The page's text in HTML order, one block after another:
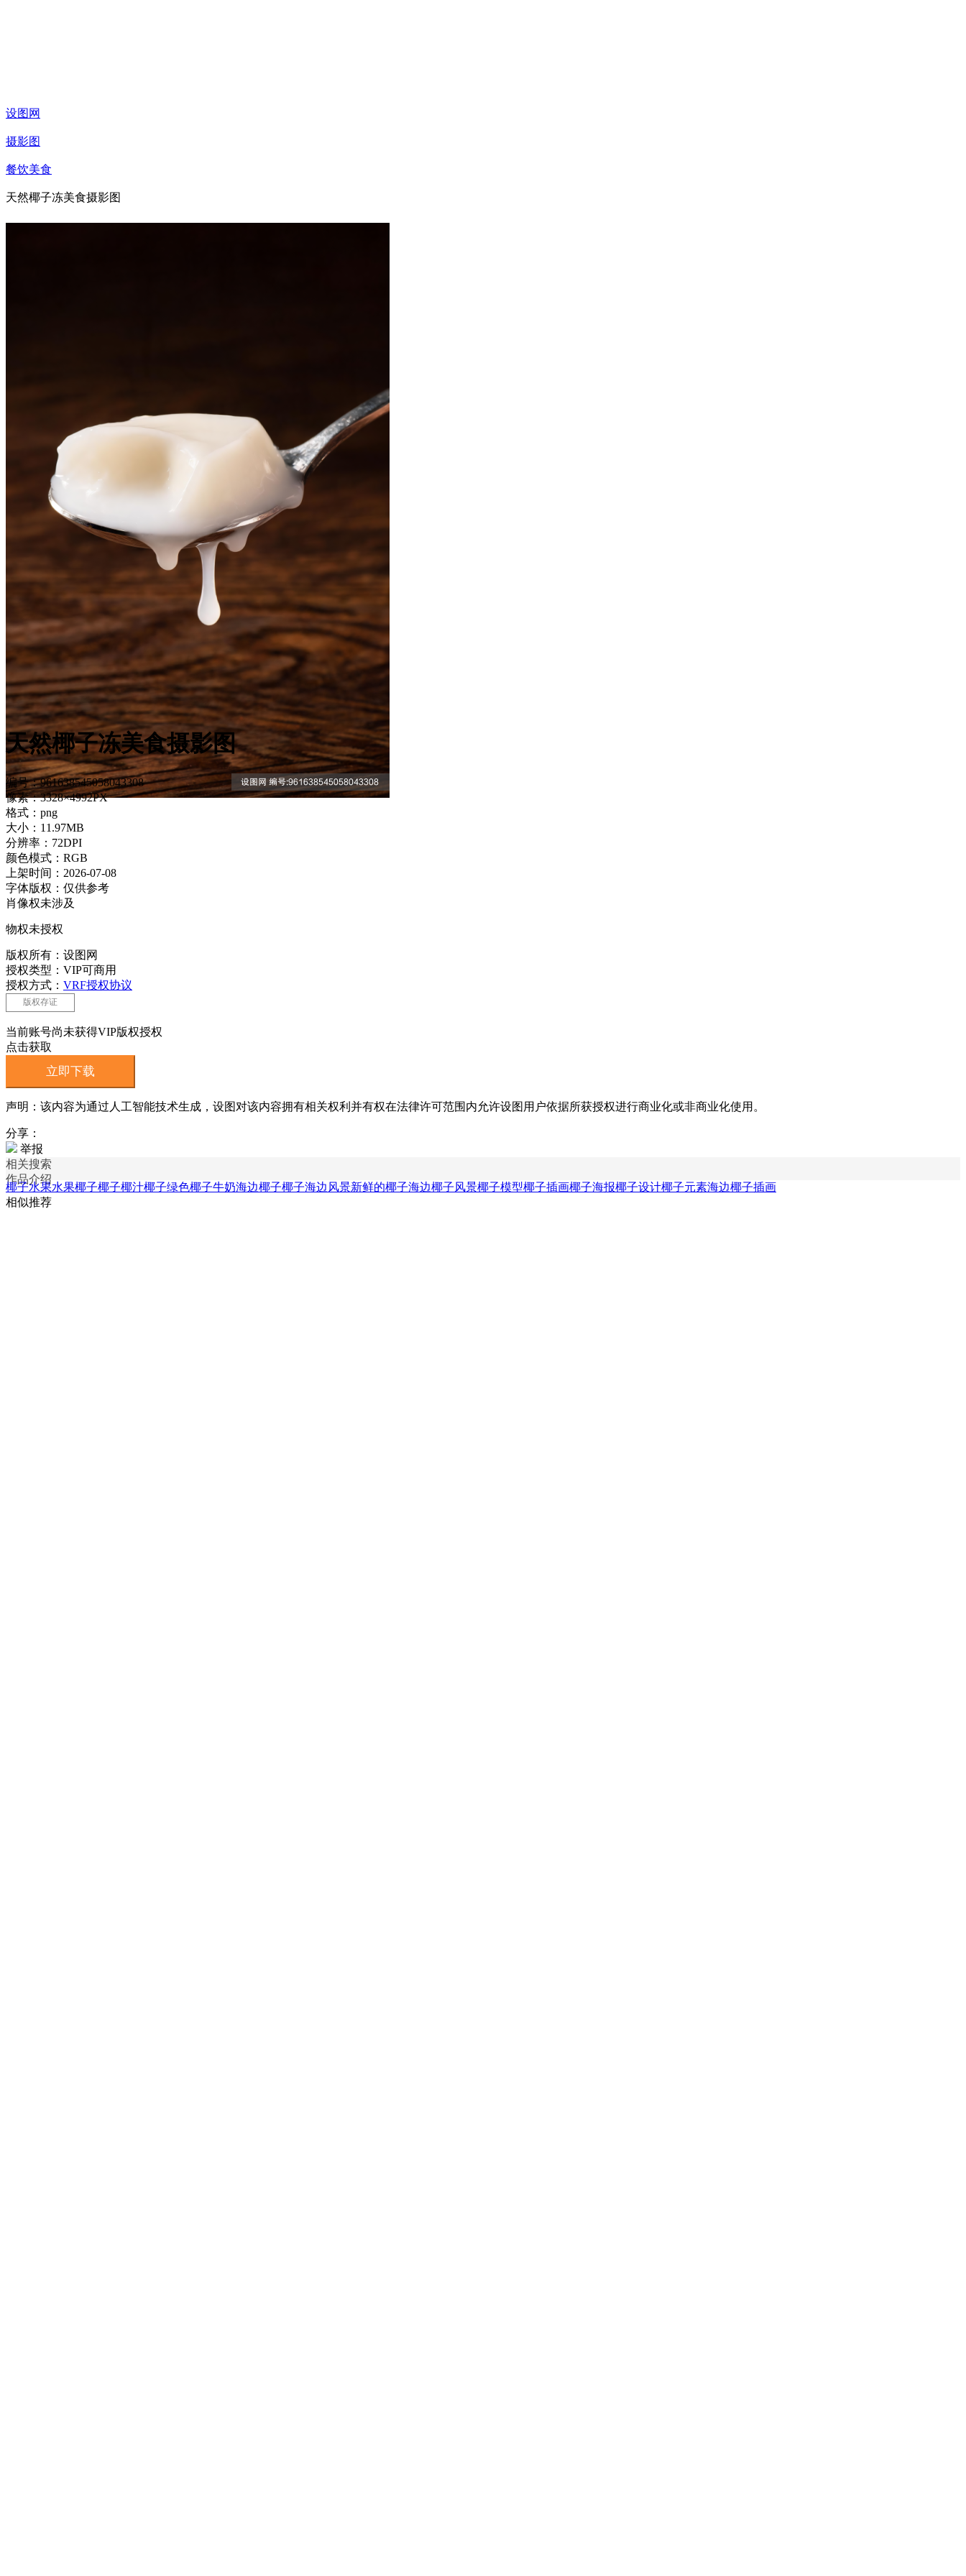
设图网
摄影图
餐饮美食
天然椰子冻美食摄影图
天然椰子冻美食摄影图
编号：961638545058043308
像素：3328×4992PX
格式：png
大小：11.97MB
分辨率：72DPI
颜色模式：RGB
上架时间：2026-07-08
字体版权：仅供参考
肖像权未涉及
物权未授权
版权所有：设图网
授权类型：VIP可商用
授权方式： VRF授权协议
版权存证
当前账号尚未获得VIP版权授权
点击获取
立即下载
声明：该内容为通过人工智能技术生成，设图对该内容拥有相关权利并有权在法律许可范围内允许设图用户依据所获授权进行商业化或非商业化使用。
分享：
举报
相关搜索
作品介绍
椰子水果水果椰子椰子椰汁椰子绿色椰子牛奶海边椰子椰子海边风景新鲜的椰子海边椰子风景椰子模型椰子插画椰子海报椰子设计椰子元素海边椰子插画
相似推荐